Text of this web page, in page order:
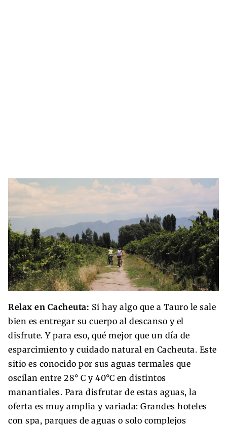
Relax en Cacheuta: Si hay algo que a Tauro le sale
bien es entregar su cuerpo al descanso y el
disfrute. Y para eso, qué mejor que un día de
esparcimiento y cuidado natural en Cacheuta. Este
sitio es conocido por sus aguas termales que
oscilan entre 28° C y 40°C en distintos
manantiales. Para disfrutar de estas aguas, la
oferta es muy amplia y variada: Grandes hoteles
con spa, parques de aguas o solo complejos